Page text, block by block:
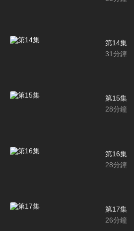
第14集
31分鐘
第15集
28分鐘
第16集
28分鐘
第17集
26分鐘